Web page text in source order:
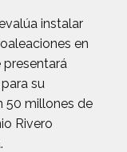
instalar
en
presentará
su
50 millones de
Rivero